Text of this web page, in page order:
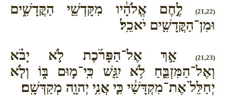
(21,22)
לֶ֣חֶם אֱלֹהָ֔יו מִקָּדְשֵׁ֖י הַקֳּדָשִׁ֑ים
וּמִן־הַקֳּדָשִׁ֖ים יֹאכֵֽל׃
(21,23)
אַ֣ךְ אֶל־הַפָּרֹ֜כֶת לֹ֣א יָבֹ֗א
וְאֶל־הַמִּזְבֵּ֛חַ לֹ֥א יִגַּ֖שׁ כִּֽי־מ֣וּם בּ֑וֹ וְלֹ֤א
יְחַלֵּל֙ אֶת־מִקְדָּשַׁ֔י כִּ֛י אֲנִ֥י יְהוָ֖ה מְקַדְּשָֽׁם׃